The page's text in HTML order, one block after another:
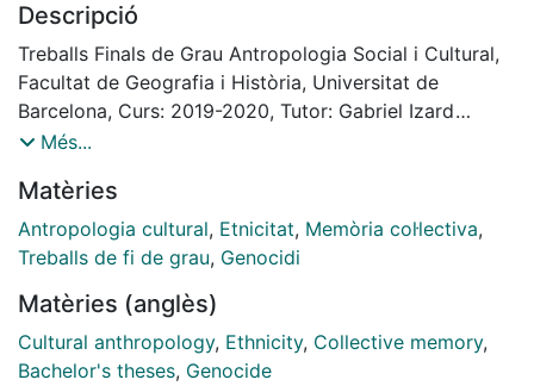
supervivent pel seu capteniment en conservar, en
condicions històricament adverses, les seves costums
i tradicions, festes, danses i música, ha mantingut una
identitat cultural capaç de generar vincles
transnacionals.
creatiu que s’alimenta del passat però és viu en el
present, la qual cosa implica l’actualització permanent
dels seus significats. En l’actualitat les reivindicacions
perpetrat per l’estat turc entre 1914 i 1923,
construeixen un espai de memòria col·lectiva que
actualitza el seu repertori de símbols en perpètua
Descripció
Treballs Finals de Grau Antropologia Social i Cultural,
Facultat de Geografia i Història, Universitat de
Barcelona, Curs: 2019-2020, Tutor: Gabriel Izard
Martínez
Més...
Matèries
Antropologia cultural, Etnicitat, Memòria col·lectiva,
Treballs de fi de grau, Genocidi
Matèries (anglès)
Cultural anthropology, Ethnicity, Collective memory,
Bachelor's theses, Genocide